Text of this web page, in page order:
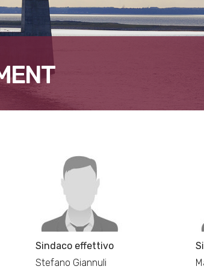
Sindaco effettivo
Stefano Giannuli